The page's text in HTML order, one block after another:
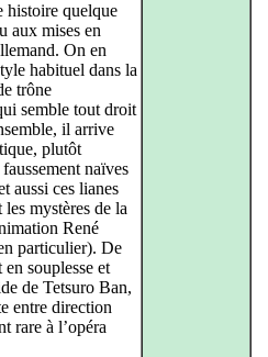
histoire quelque
aux mises en
On en
habituel dans la
trône
semble tout droit
il arrive
plutôt
naïves
aussi ces lianes
mystères de la
René
particulier). De
souplesse et
de Tetsuro Ban,
entre direction
rare à l’opéra